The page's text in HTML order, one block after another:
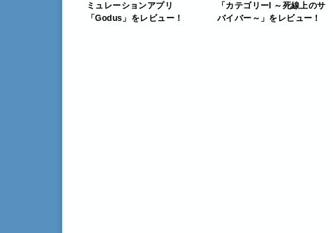
ミュレーションアプリ
「Godus」をレビュー！
「カテゴリーI ～死線上のサ
バイバー～」をレビュー！